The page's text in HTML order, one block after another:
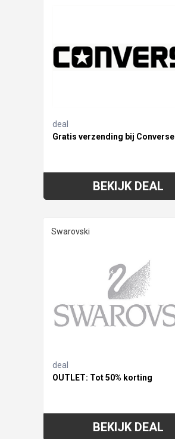
deal
Gratis verzending bij Converse
BEKIJK DEAL
Swarovski
deal
OUTLET: Tot 50% korting
BEKIJK DEAL